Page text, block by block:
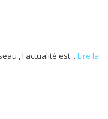
, l'actualité est... Lire la